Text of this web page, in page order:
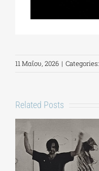
11 Μαΐου, 2026 | Categories:
Related Posts